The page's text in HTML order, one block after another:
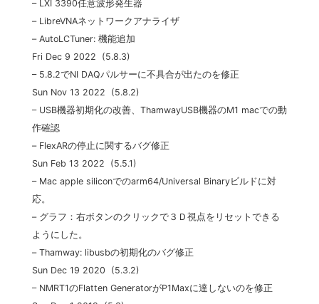
– LXI 3390任意波形発生器
– LibreVNAネットワークアナライザ
– AutoLCTuner: 機能追加
Fri Dec 9 2022 (5.8.3)
– 5.8.2でNI DAQパルサーに不具合が出たのを修正
Sun Nov 13 2022 (5.8.2)
– USB機器初期化の改善、ThamwayUSB機器のM1 macでの動
作確認
– FlexARの停止に関するバグ修正
Sun Feb 13 2022 (5.5.1)
– Mac apple siliconでのarm64/Universal Binaryビルドに対
応。
– グラフ：右ボタンのクリックで３Ｄ視点をリセットできる
ようにした。
– Thamway: libusbの初期化のバグ修正
Sun Dec 19 2020 (5.3.2)
– NMRT1のFlatten GeneratorがP1Maxに達しないのを修正